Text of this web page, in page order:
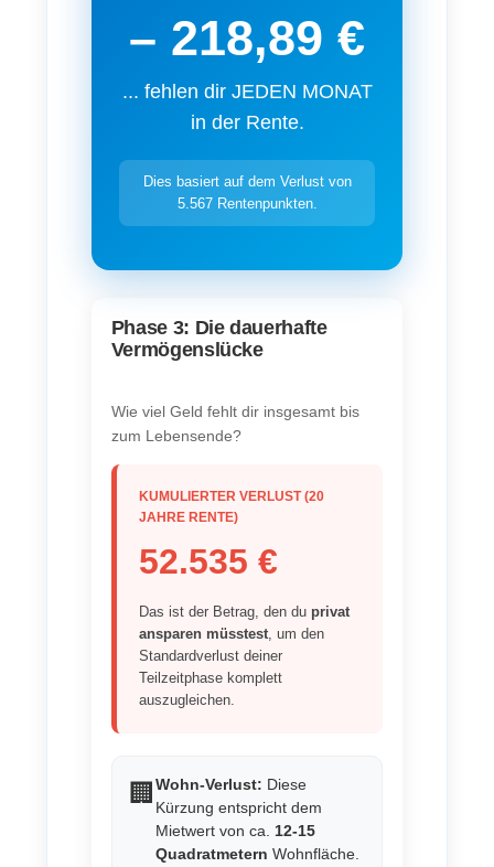
– 218,89 €
... fehlen dir JEDEN MONAT
in der Rente.
Dies basiert auf dem Verlust von
5.567Rentenpunkten.
Phase 3: Die dauerhafte
Vermögenslücke
Wie viel Geld fehlt dir insgesamt bis
zum Lebensende?
KUMULIERTER VERLUST (20
JAHRE RENTE)
52.535 €
Das ist der Betrag, den du privat
ansparen müsstest, um den
Standardverlust deiner
Teilzeitphase komplett
auszugleichen.
🏢 Wohn-Verlust: Diese
Kürzung entspricht dem
Mietwert von ca. 12-15
Quadratmetern Wohnfläche.